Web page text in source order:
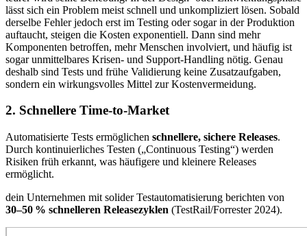
lässt sich ein Problem meist schnell und unkompliziert lösen. Sobald
derselbe Fehler jedoch erst im Testing oder sogar in der Produktion
auftaucht, steigen die Kosten exponentiell. Dann sind mehr
Komponenten betroffen, mehr Menschen involviert, und häufig ist
sogar unmittelbares Krisen- und Support-Handling nötig. Genau
deshalb sind Tests und frühe Validierung keine Zusatzaufgaben,
sondern ein wirkungsvolles Mittel zur Kostenvermeidung.
2. Schnellere Time-to-Market
Automatisierte Tests ermöglichen schnellere, sichere Releases.
Durch kontinuierliches Testen („Continuous Testing“) werden
Risiken früh erkannt, was häufigere und kleinere Releases
ermöglicht.
dein Unternehmen mit solider Testautomatisierung berichten von
30–50 % schnelleren Releasezyklen (TestRail/Forrester 2024).